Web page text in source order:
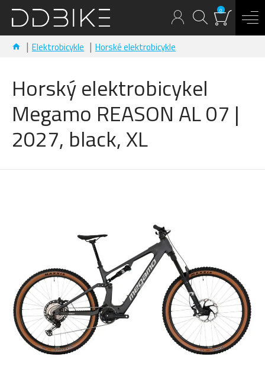
0
Elektrobicykle Horské elektrobicykle
Horský elektrobicykel
Megamo REASON AL 07 |
2027, black, XL